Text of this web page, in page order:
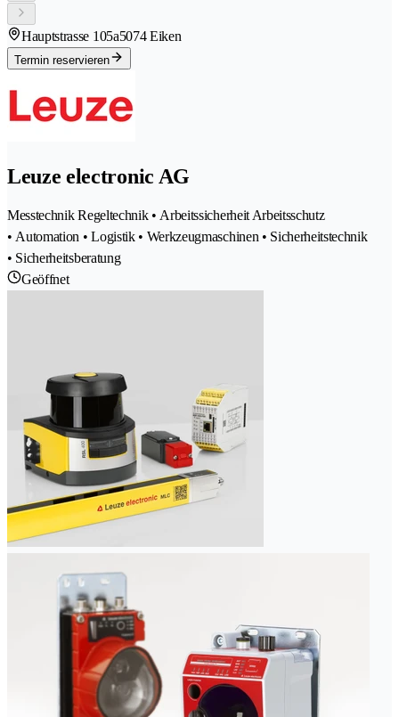
Hauptstrasse 105a5074 Eiken
Termin reservieren
Leuze electronic AG
Messtechnik Regeltechnik • Arbeitssicherheit Arbeitsschutz
• Automation • Logistik • Werkzeugmaschinen • Sicherheitstechnik
• Sicherheitsberatung
Geöffnet